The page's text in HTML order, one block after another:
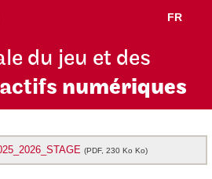
FR
du jeu et des
numériques
(PDF, 230 Ko Ko)